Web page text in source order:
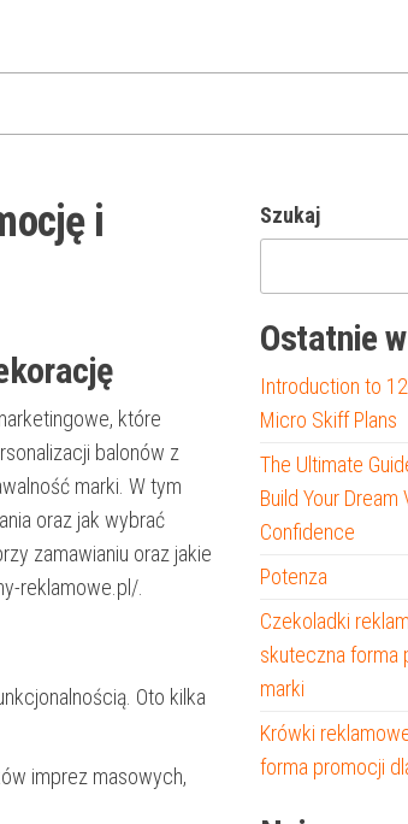
i
które
balonów z
marki. W tym
oraz jak wybrać
zamawianiu oraz jakie
reklamowe.pl/.
Oto kilka
imprez masowych,
Szukaj
Ostatnie
Introduction to
Micro Skiff Plans
The Ultimate
Build Your
Confidence
Potenza
Czekoladki
skuteczna forma
marki
Krówki
forma promocji